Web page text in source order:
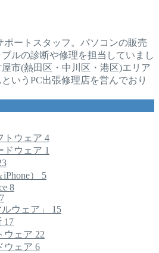
ポートスタッフ。パソコンの販売
ルの診断や修理を担当していまし
市(熱田区・中川区・港区)エリア
いうPC出張修理店を営んでおり
トウェア 4
ドウェア 1
） 5
8
ウェア」 15
17
ウェア 22
ウェア 6